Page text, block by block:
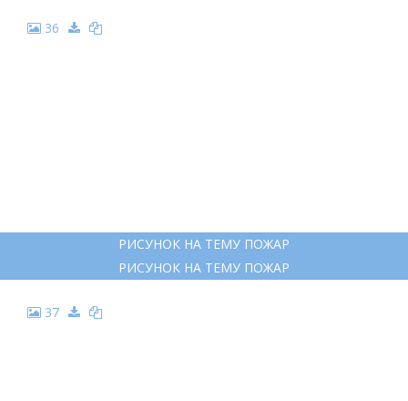
36
РИСУНОК НА ТЕМУ ПОЖАР
РИСУНОК НА ТЕМУ ПОЖАР
37